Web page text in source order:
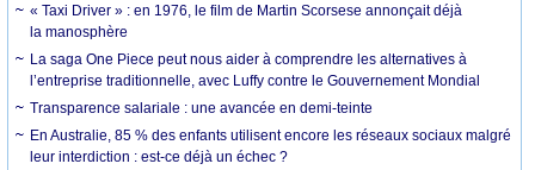
« Taxi Driver » : en 1976, le film de Martin Scorsese annonçait déjà
la manosphère
La saga One Piece peut nous aider à comprendre les alternatives à
l’entreprise traditionnelle, avec Luffy contre le Gouvernement Mondial
Transparence salariale : une avancée en demi-teinte
En Australie, 85 % des enfants utilisent encore les réseaux sociaux malgré
leur interdiction : est-ce déjà un échec ?